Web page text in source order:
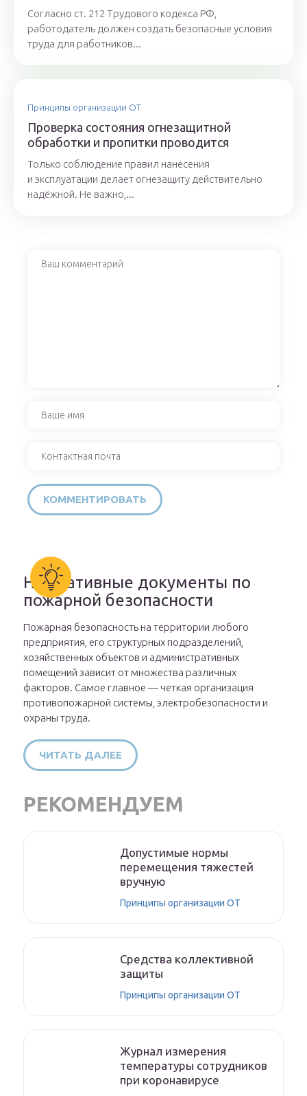
Согласно ст. 212 Трудового кодекса РФ,
работодатель должен создать безопасные условия
труда для работников...
Принципы организации ОТ
Проверка состояния огнезащитной
обработки и пропитки проводится
Только соблюдение правил нанесения
и эксплуатации делает огнезащиту действительно
надёжной. Не важно,...
Нормативные документы по
пожарной безопасности
Пожарная безопасность на территории любого
предприятия, его структурных подразделений,
хозяйственных объектов и административных
помещений зависит от множества различных
факторов. Самое главное — четкая организация
противопожарной системы, электробезопасности и
охраны труда.
ЧИТАТЬ ДАЛЕЕ
РЕКОМЕНДУЕМ
Допустимые нормы
перемещения тяжестей
вручную
Принципы организации ОТ
Средства коллективной
защиты
Принципы организации ОТ
Журнал измерения
температуры сотрудников
при коронавирусе